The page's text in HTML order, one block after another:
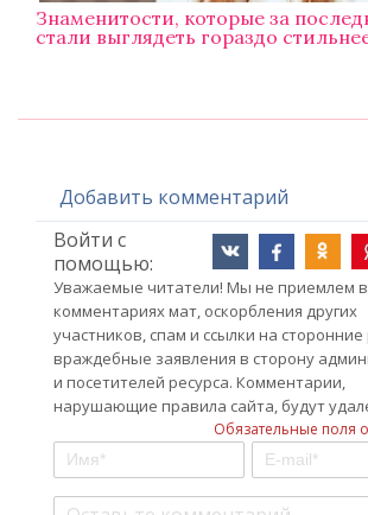
Знаменитости, которые за
стали выглядеть гораздо
Добавить комментарий
Войти с
помощью:
Уважаемые читатели! Мы не приемлем в
комментариях мат, оскорбления других
участников, спам и ссылки на сторонние
враждебные заявления в сторону
и посетителей ресурса. Комментарии,
нарушающие правила сайта, будут
Обязательные поля